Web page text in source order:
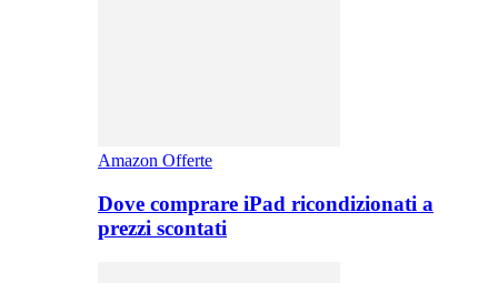
Amazon Offerte
Dove comprare iPad ricondizionati a
prezzi scontati